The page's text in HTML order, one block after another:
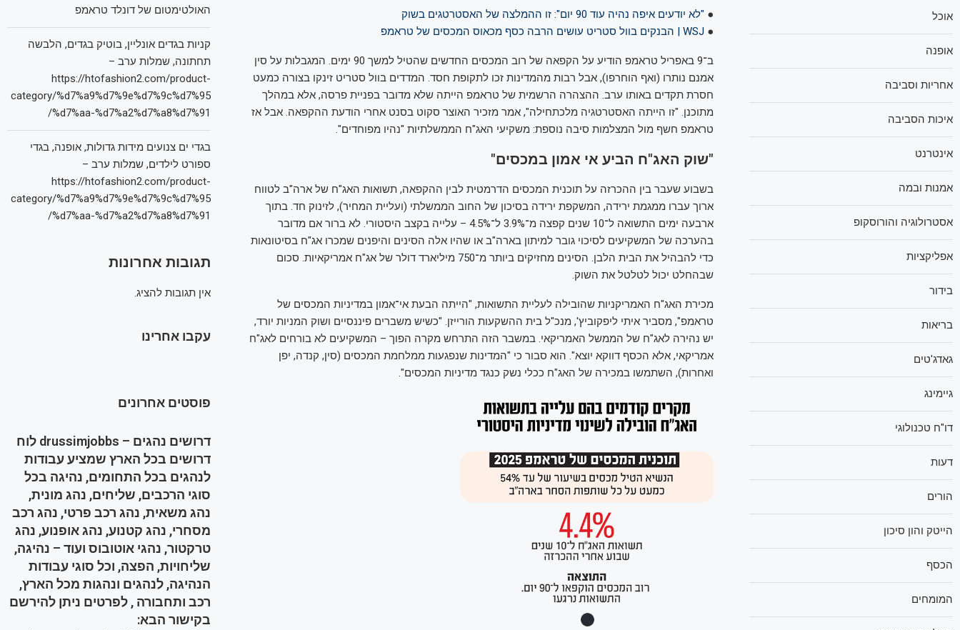
● "לא יודעים איפה נהיה עוד 90 יום": זו ההמלצה של האסטרטגים בשוק
● WSJ | הבנקים בוול סטריט עושים הרבה כסף מכאוס המכסים של טראמפ
ב־9 באפריל טראמפ הודיע על הקפאה של רוב המכסים החדשים שהטיל למשך 90 ימים. המגבלות על סין
אמנם נותרו (ואף הוחרפו), אבל רבות מהמדינות זכו לתקופת חסד. המדדים בוול סטריט זינקו בצורה כמעט
חסרת תקדים באותו ערב. ההצהרה הרשמית של טראמפ הייתה שלא מדובר בפניית פרסה, אלא במהלך
מתוכנן. "זו הייתה האסטרטגיה מלכתחילה", אמר מזכיר האוצר סקוט בסנט אחרי הודעת ההקפאה. אבל אז
טראמפ חשף מול המצלמות סיבה נוספת: משקיעי האג"ח הממשלתיות "נהיו מפוחדים".
"שוק האג"ח הביע אי אמון במכסים"
בשבוע שעבר בין ההכרזה על תוכנית המכסים הדרמטית לבין ההקפאה, תשואות האג"ח של ארה"ב לטווח
ארוך עברו ממגמת ירידה, המשקפת ירידה בסיכון של החוב הממשלתי (ועליית המחיר), לזינוק חד. בתוך
ארבעה ימים התשואה ל־10 שנים קפצה מ־3.9% ל־4.5% – עלייה בקצב היסטורי. לא ברור אם מדובר
בהערכה של המשקיעים לסיכוי גובר למיתון בארה"ב או שהיו אלה הסינים והיפנים שמכרו אג"ח בסיטונאות
כדי להבהיל את הבית הלבן. הסינים מחזיקים ביותר מ־750 מיליארד דולר של אג"ח אמריקאיות. סכום
שבהחלט יכול לטלטל את השוק.
מכירת האג"ח האמריקניות שהובילה לעליית התשואות, "הייתה הבעת אי־אמון במדיניות המכסים של
טראמפ", מסביר איתי ליפקוביץ', מנכ"ל בית ההשקעות הורייזן. "כשיש משברים פיננסיים ושוק המניות יורד,
יש נהירה לאג"ח של הממשל האמריקאי. במשבר הזה התרחש מקרה הפוך – המשקיעים לא בורחים לאג"ח
אמריקאי, אלא הכסף דווקא יוצא". הוא סבור כי "המדינות שנפגעות ממלחמת המכסים (סין, קנדה, יפן
ואחרות), השתמשו במכירה של האג"ח ככלי נשק כנגד מדיניות המכסים".
האולטימטום של דונלד טראמפ
קניות בגדים אונליין, בוטיק בגדים, הלבשה
תחתונה, שמלות ערב –
https://htofashion2.com/product-
category/%d7%a9%d7%9e%d7%9c%d7%95
%d7%aa-%d7%a2%d7%a8%d7%91/
בגדי ים צנועים מידות גדולות, אופנה, בגדי
ספורט לילדים, שמלות ערב –
https://htofashion2.com/product-
category/%d7%a9%d7%9e%d7%9c%d7%95
%d7%aa-%d7%a2%d7%a8%d7%91/
תגובות אחרונות
אין תגובות להציג.
עקבו אחרינו
פוסטים אחרונים
דרושים נהגים – drussimjobbs לוח
דרושים בכל הארץ שמציע עבודות
לנהגים בכל התחומים, נהיגה בכל
סוגי הרכבים, שליחים, נהג מונית,
נהג משאית, נהג רכב פרטי, נהג רכב
מסחרי, נהג קטנוע, נהג אופנוע, נהג
טרקטור, נהגי אוטובוס ועוד – נהיגה,
שליחויות, הפצה, וכל סוגי עבודות
הנהיגה, לנהגים ונהגות מכל הארץ,
רכב ותחבורה , לפרטים ניתן להירשם
בקישור הבא:
אוכל
אופנה
אחריות וסביבה
איכות הסביבה
אינטרנט
אמנות ובמה
אסטרולוגיה והורוסקופ
אפליקציות
בידור
בריאות
גאדג'טים
גיימינג
דו"ח טכנולוגי
דעות
הורים
הייטק והון סיכון
הכסף
המומחים